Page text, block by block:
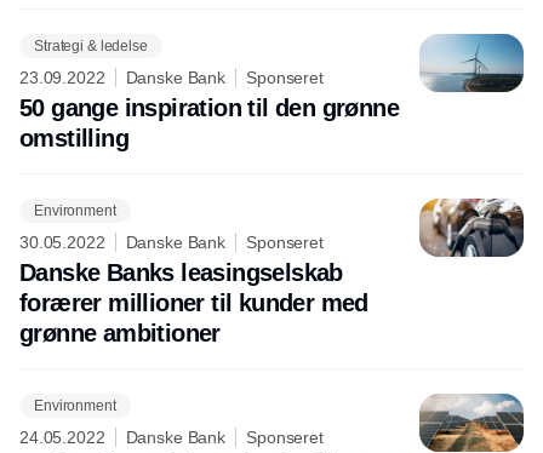
Strategi & ledelse
23.09.2022 Danske Bank Sponseret
50 gange inspiration til den grønne
omstilling
Environment
30.05.2022 Danske Bank Sponseret
Danske Banks leasingselskab
forærer millioner til kunder med
grønne ambitioner
Environment
24.05.2022 Danske Bank Sponseret